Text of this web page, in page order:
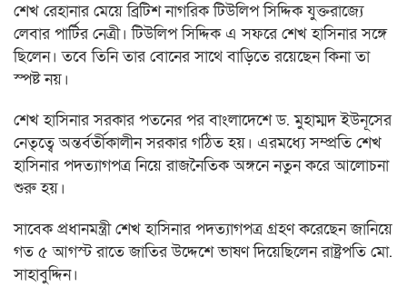
শেখ রেহানার মেয়ে ব্রিটিশ নাগরিক টিউলিপ সিদ্দিক যুক্তরাজ্যে
লেবার পার্টির নেত্রী। টিউলিপ সিদ্দিক এ সফরে শেখ হাসিনার সঙ্গে
ছিলেন। তবে তিনি তার বোনের সাথে বাড়িতে রয়েছেন কিনা তা
স্পষ্ট নয়।
শেখ হাসিনার সরকার পতনের পর বাংলাদেশে ড. মুহাম্মদ ইউনূসের
নেতৃত্বে অন্তর্বর্তীকালীন সরকার গঠিত হয়। এরমধ্যে সম্প্রতি শেখ
হাসিনার পদত্যাগপত্র নিয়ে রাজনৈতিক অঙ্গনে নতুন করে আলোচনা
শুরু হয়।
সাবেক প্রধানমন্ত্রী শেখ হাসিনার পদত্যাগপত্র গ্রহণ করেছেন জানিয়ে
গত ৫ আগস্ট রাতে জাতির উদ্দেশে ভাষণ দিয়েছিলেন রাষ্ট্রপতি মো.
সাহাবুদ্দিন।